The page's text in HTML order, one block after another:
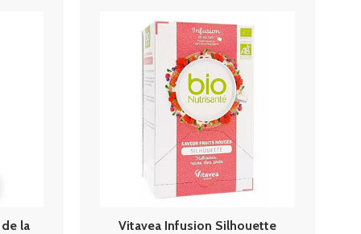
la
Vitavea Infusion Silhouette